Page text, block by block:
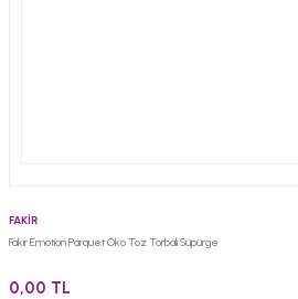
FAKİR
Fakir Emotion Parquet Öko Toz Torbali Süpürge
0,00 TL